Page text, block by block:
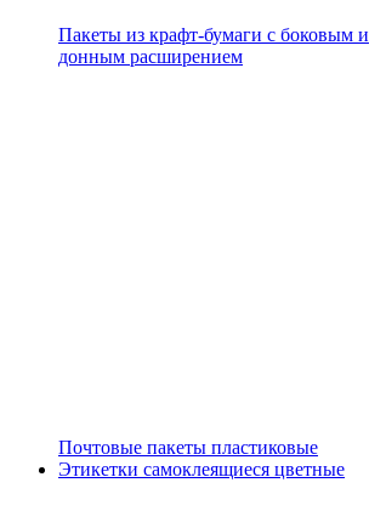
Пакеты из крафт-бумаги с боковым и
донным расширением
Почтовые пакеты пластиковые
Этикетки самоклеящиеся цветные